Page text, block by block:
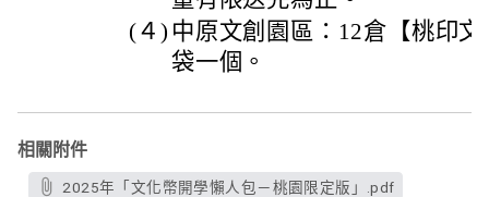
(４) 中原文創園區：12倉【桃印
袋一個。
相關附件
2025年「文化幣開學懶人包－桃園限定版」.pdf